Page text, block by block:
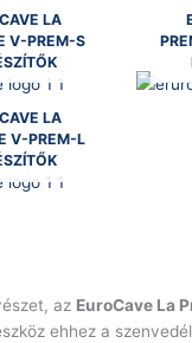
LA
V-PREM-S
LA
V-PREM-L
az EuroCave La
ehhez a